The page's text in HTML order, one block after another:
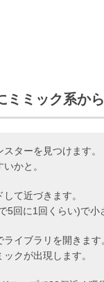
ミミック系か
ターを見つけます。
かと。
て近づきます。
5回に1回くらい)で
ライブラリを開きます
クが出現します。